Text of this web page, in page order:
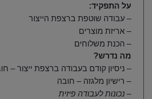
על התפקיד:
– עבודה שוטפת ברצפת הייצור
– אריזת מוצרים
– הכנת משלוחים
מה נדרש?
– ניסיון קודם בעבודה ברצפת ייצור –
– רישיון מלגזה – חובה
– נכונות לעבודה פיזית